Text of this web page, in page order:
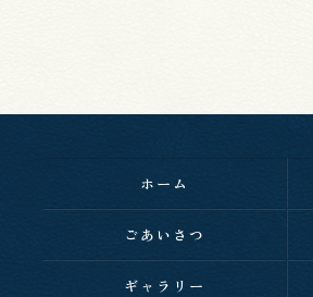
ホーム
ごあいさつ
ギャラリー